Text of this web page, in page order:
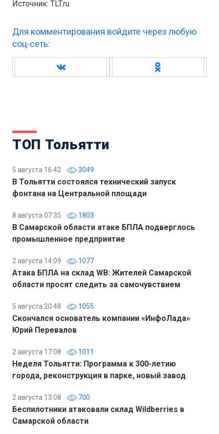
Источник: TLT.ru
Для комментирования войдите через любую
соц-сеть:
ТОП Тольятти
5 августа 16:42 3049
В Тольятти состоялся технический запуск
фонтана на Центральной площади
8 августа 07:35 1803
В Самарской области атаке БПЛА подверглось
промышленное предприятие
2 августа 14:09 1077
Атака БПЛА на склад WB: Жителей Самарской
области просят следить за самочувствием
5 августа 20:48 1055
Скончался основатель компании «ИнфоЛада»
Юрий Перевалов
2 августа 17:08 1011
Неделя Тольятти: Программа к 300-летию
города, реконструкция в парке, новый завод
2 августа 13:08 700
Беспилотники атаковали склад Wildberries в
Самарской области